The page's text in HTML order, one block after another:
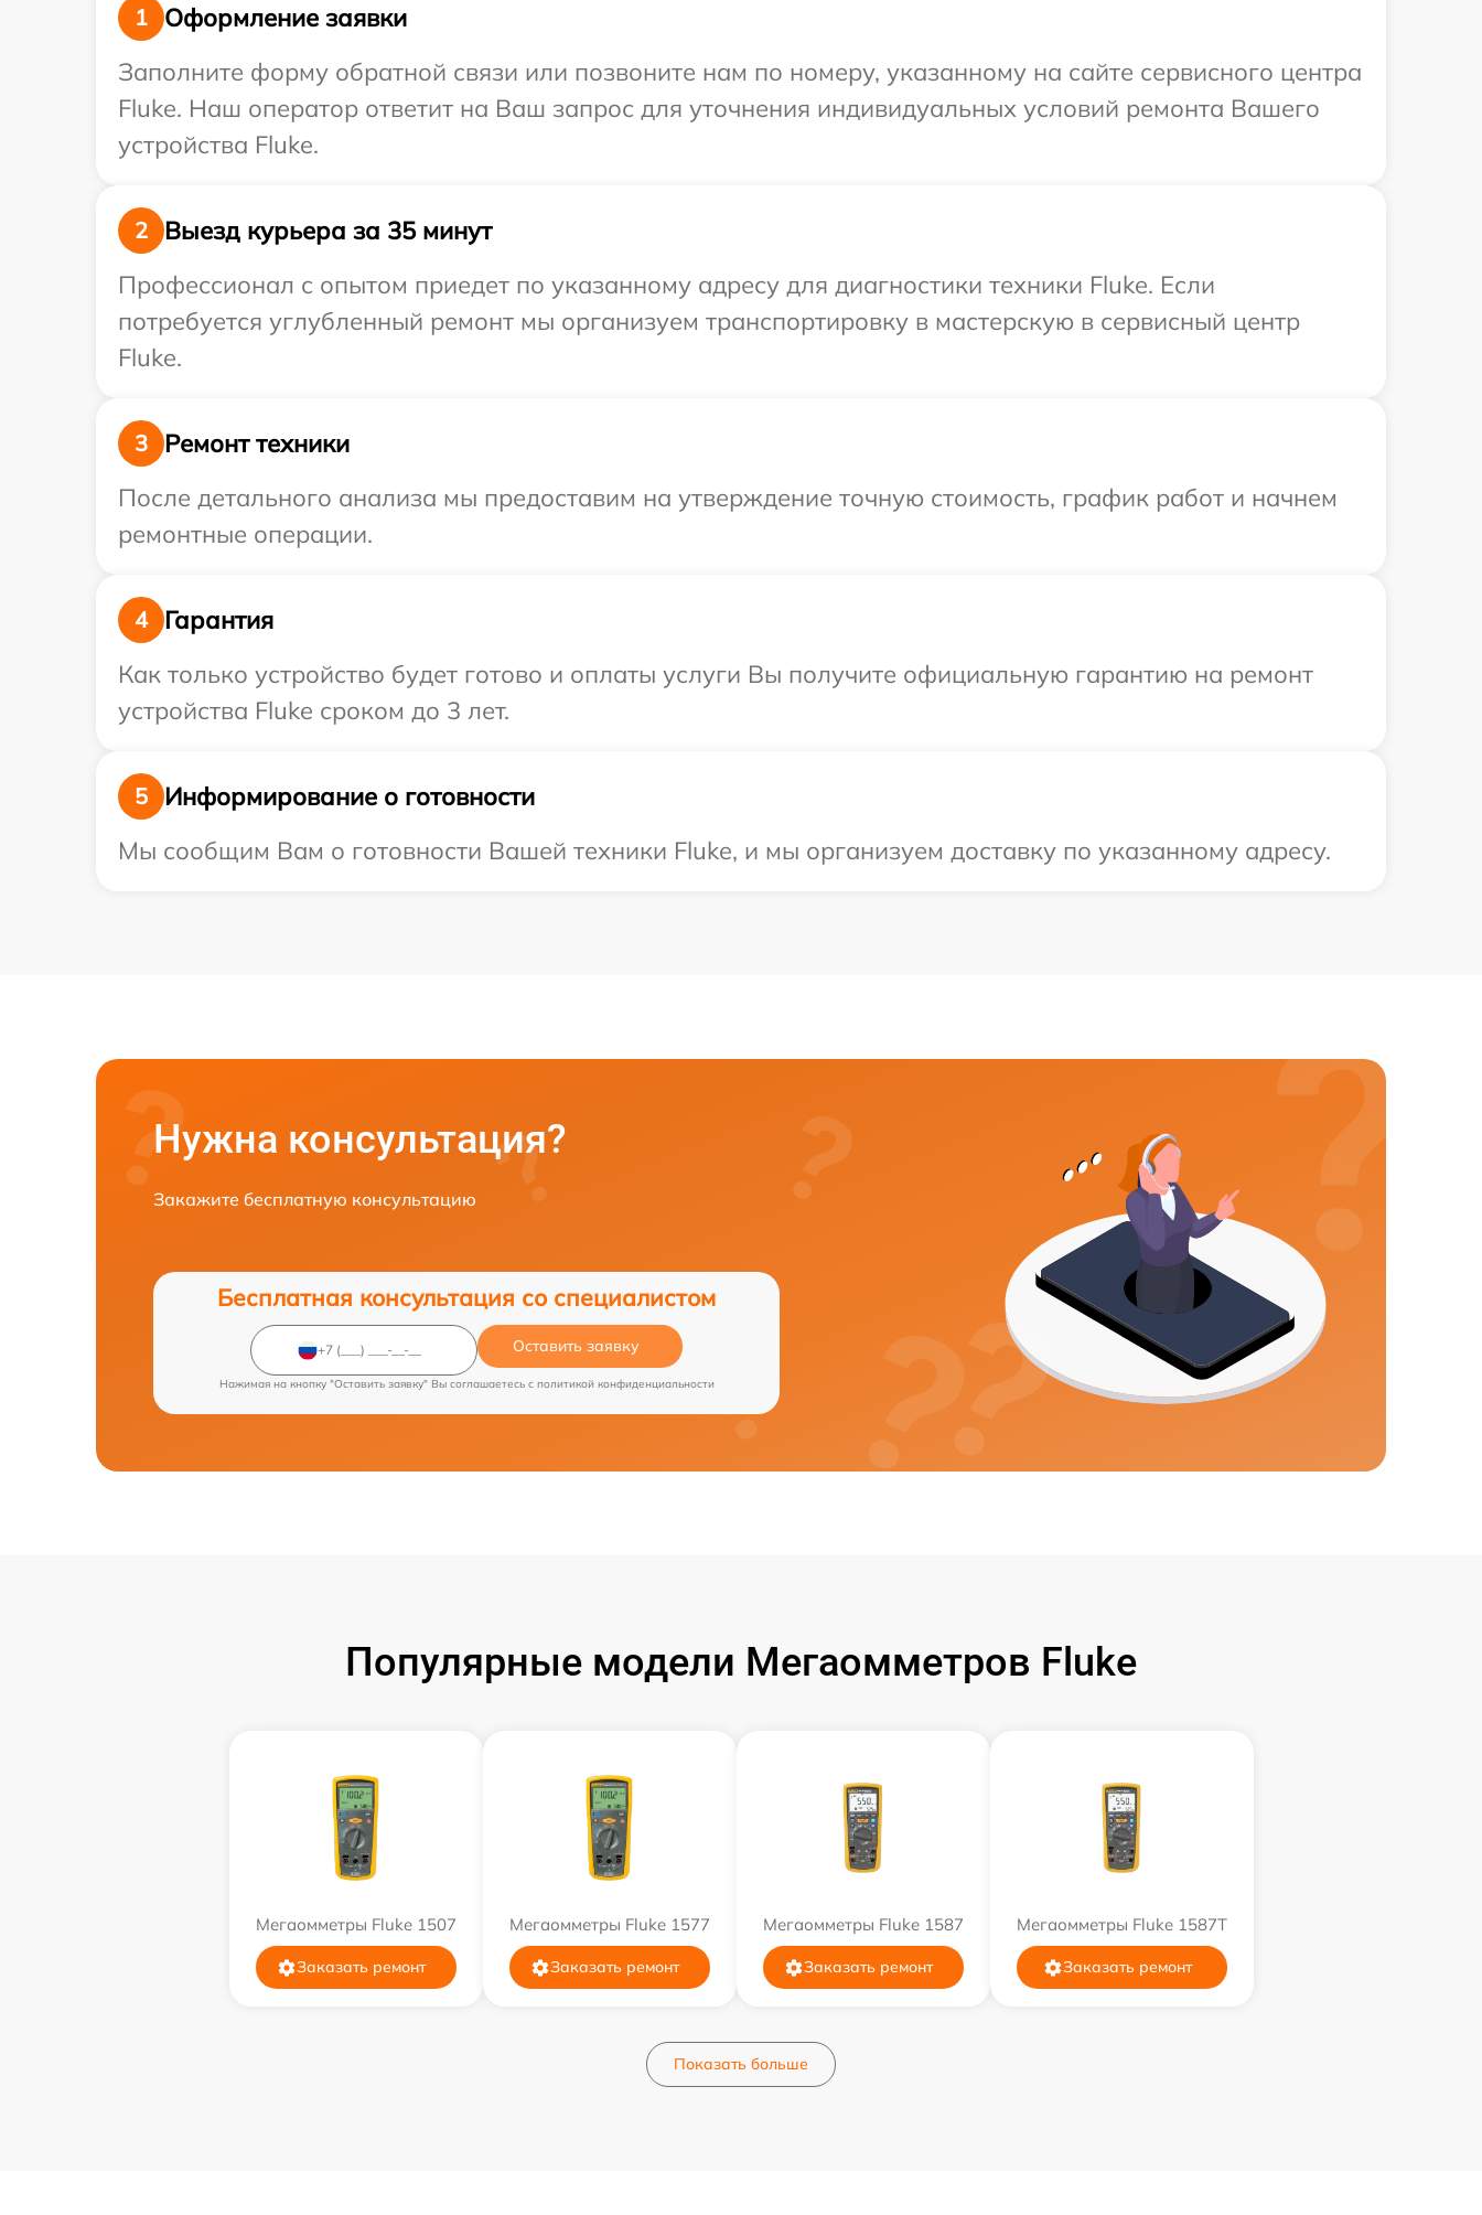
1
Оформление заявки
Заполните форму обратной связи или позвоните нам по номеру, указанному на сайте сервисного центра
Fluke. Наш оператор ответит на Ваш запрос для уточнения индивидуальных условий ремонта Вашего
устройства Fluke.
2
Выезд курьера за 35 минут
Профессионал с опытом приедет по указанному адресу для диагностики техники Fluke. Если
потребуется углубленный ремонт мы организуем транспортировку в мастерскую в сервисный центр
Fluke.
3
Ремонт техники
После детального анализа мы предоставим на утверждение точную стоимость, график работ и начнем
ремонтные операции.
4
Гарантия
Как только устройство будет готово и оплаты услуги Вы получите официальную гарантию на ремонт
устройства Fluke сроком до 3 лет.
5
Информирование о готовности
Мы сообщим Вам о готовности Вашей техники Fluke, и мы организуем доставку по указанному адресу.
Нужна консультация?
Закажите бесплатную консультацию
Бесплатная консультация со специалистом
Оставить заявку
Нажимая на кнопку "Оставить заявку" Вы соглашаетесь c политикой конфиденциальности
Популярные модели Мегаомметров Fluke
Мегаомметры Fluke 1507
Заказать ремонт
Мегаомметры Fluke 1577
Заказать ремонт
Мегаомметры Fluke 1587
Заказать ремонт
Мегаомметры Fluke 1587T
Заказать ремонт
Показать больше